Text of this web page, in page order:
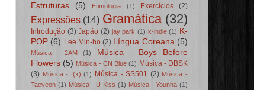
Estruturas (5) Etimologia (1) Exercícios (2)
Expressões (14) Gramática (32)
Introdução (3) Japão (2) jay park (1) k-indie (1) K-
POP (6) Lee Min-ho (2) Língua Coreana (5)
Música - 2AM (1)
Música - Boys Before
Flowers (5) Música - CN Blue (1) Música - DBSK
(3) Música - f(x) (1) Música - SS501 (2) Música -
Taeyeon (1) Música - U-Kiss (1) Música - Younha (1)